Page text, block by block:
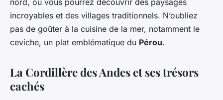
nord, où vous pourrez découvrir des paysages
incroyables et des villages traditionnels. N’oubliez
pas de goûter à la cuisine de la mer, notamment le
ceviche, un plat emblématique du Pérou.
La Cordillère des Andes et ses trésors
cachés